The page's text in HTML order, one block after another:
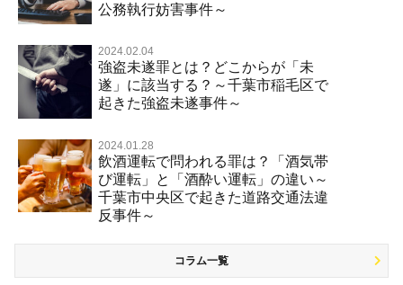
公務執行妨害事件～
2024.02.04
強盗未遂罪とは？どこからが「未
遂」に該当する？～千葉市稲毛区で
起きた強盗未遂事件～
2024.01.28
飲酒運転で問われる罪は？「酒気帯
び運転」と「酒酔い運転」の違い～
千葉市中央区で起きた道路交通法違
反事件～
コラム一覧